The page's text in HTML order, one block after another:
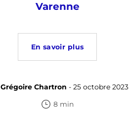
Varenne
En savoir plus
Grégoire Chartron - 25 octobre 2023
8 min